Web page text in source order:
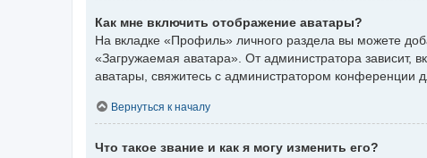
Как мне включить отображение аватары?
На вкладке «Профиль» личного раздела вы можете
«Загружаемая аватара». От администратора зависит,
аватары, свяжитесь с администратором конференции
Вернуться к началу
Что такое звание и как я могу изменить его?